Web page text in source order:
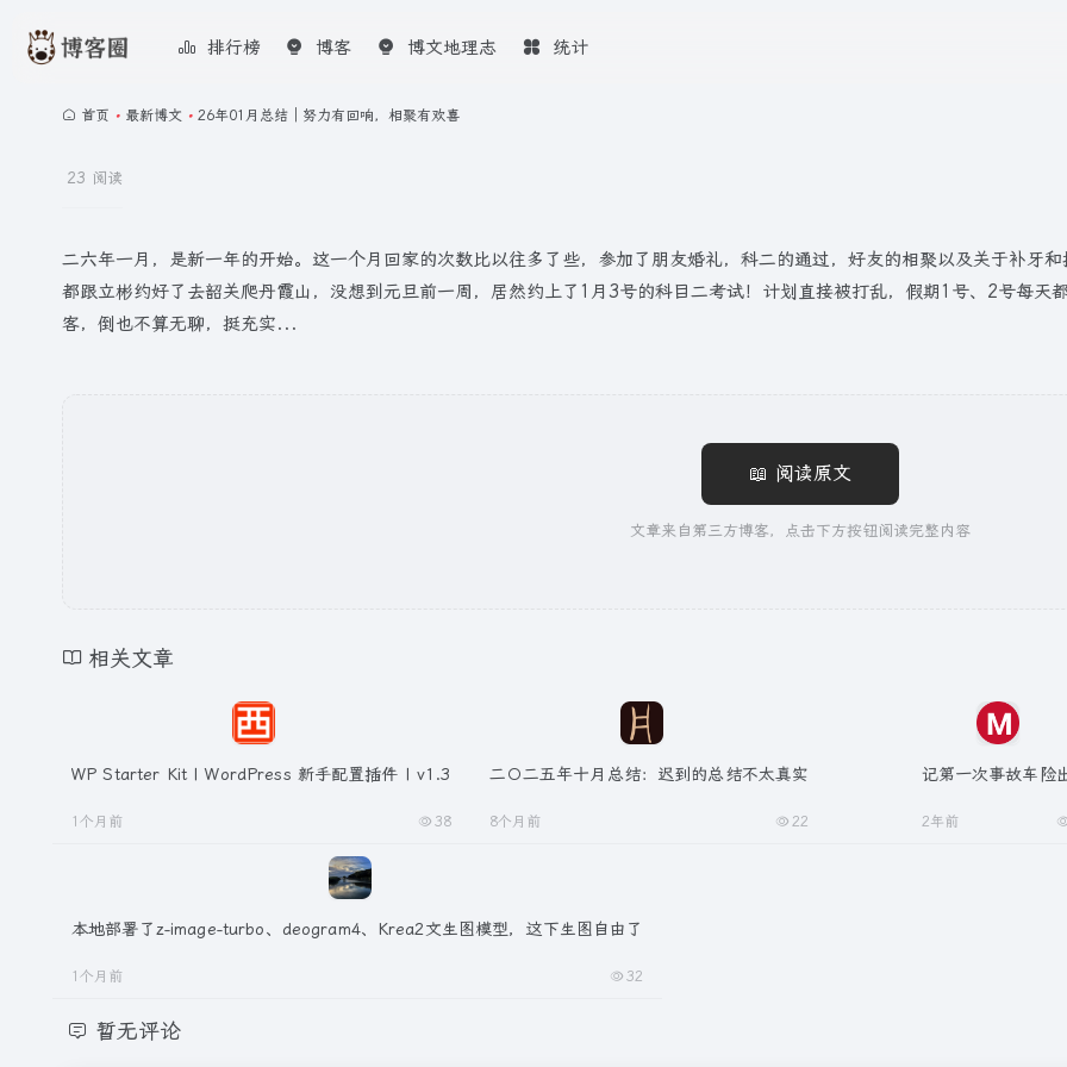
排行榜 博客 博文地理志 统计
首页 • 最新博文 • 26年01月总结｜努力有回响，相聚有欢喜
23 阅读
二六年一月，是新一年的开始。这一个月回家的次数比以往多了些，参加了朋友婚礼，科二的通过，好友的相聚以及关于补牙
都跟立彬约好了去韶关爬丹霞山，没想到元旦前一周，居然约上了1月3号的科目二考试！计划直接被打乱，假期1号、2号每天
客，倒也不算无聊，挺充实...
📖 阅读原文
文章来自第三方博客，点击下方按钮阅读完整内容
相关文章
WP Starter Kit | WordPress 新手配置插件 | v1.3
1个月前 38
二〇二五年十月总结：迟到的总结不太真实
8个月前 22
记第一次事故车险
2年前
本地部署了z-image-turbo、deogram4、Krea2文生图模型，这下生图自由了
1个月前 32
暂无评论